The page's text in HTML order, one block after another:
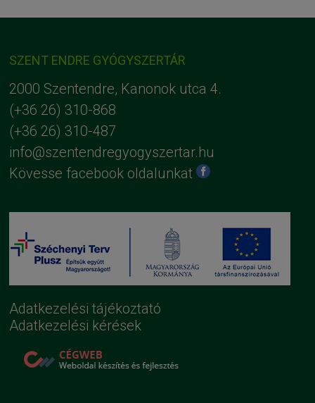
SZENT ENDRE GYÓGYSZERTÁR
2000 Szentendre, Kanonok utca 4.
(+36 26) 310-868
(+36 26) 310-487
info@szentendregyogyszertar.hu
Kövesse facebook oldalunkat
Adatkezelési tájékoztató
Adatkezelési kérések